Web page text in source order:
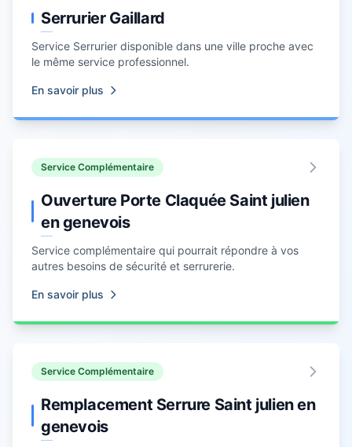
Serrurier Gaillard
Service Serrurier disponible dans une ville proche avec
le même service professionnel.
En savoir plus
Service Complémentaire
Ouverture Porte Claquée Saint julien
en genevois
Service complémentaire qui pourrait répondre à vos
autres besoins de sécurité et serrurerie.
En savoir plus
Service Complémentaire
Remplacement Serrure Saint julien en
genevois